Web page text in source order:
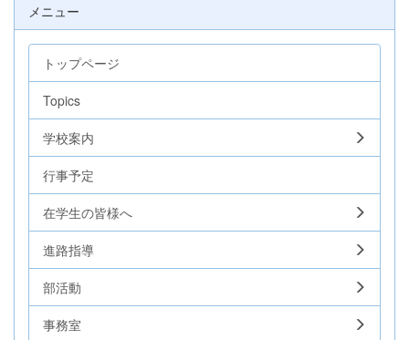
メニュー
トップページ
Topics
学校案内
行事予定
在学生の皆様へ
進路指導
部活動
事務室